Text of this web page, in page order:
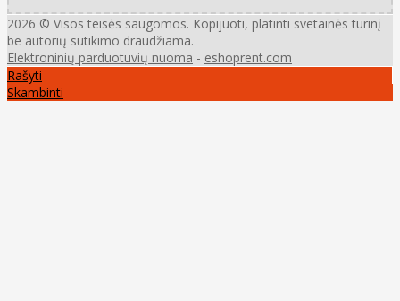
2026 © Visos teisės saugomos. Kopijuoti, platinti svetainės turinį
be autorių sutikimo draudžiama.
Elektroninių parduotuvių nuoma - eshoprent.com
Rašyti
Skambinti